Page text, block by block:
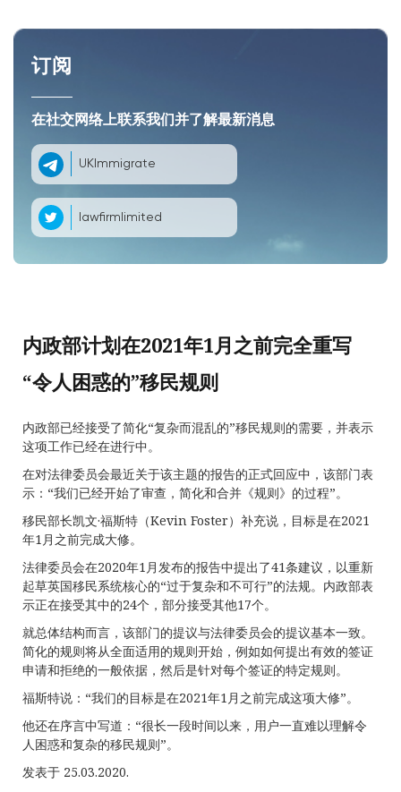
订阅
在社交网络上联系我们并了解最新消息
UKImmigrate
lawfirmlimited
内政部计划在2021年1月之前完全重写
“令人困惑的”移民规则
内政部已经接受了简化“复杂而混乱的”移民规则的需要，并表示
这项工作已经在进行中。
在对法律委员会最近关于该主题的报告的正式回应中，该部门表
示：“我们已经开始了审查，简化和合并《规则》的过程”。
移民部长凯文·福斯特（Kevin Foster）补充说，目标是在2021
年1月之前完成大修。
法律委员会在2020年1月发布的报告中提出了41条建议，以重新
起草英国移民系统核心的“过于复杂和不可行”的法规。内政部表
示正在接受其中的24个，部分接受其他17个。
就总体结构而言，该部门的提议与法律委员会的提议基本一致。
简化的规则将从全面适用的规则开始，例如如何提出有效的签证
申请和拒绝的一般依据，然后是针对每个签证的特定规则。
福斯特说：“我们的目标是在2021年1月之前完成这项大修”。
他还在序言中写道：“很长一段时间以来，用户一直难以理解令
人困惑和复杂的移民规则”。
发表于 25.03.2020.